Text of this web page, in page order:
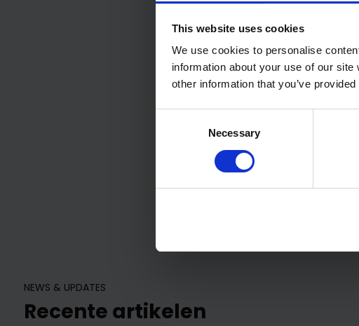
This website uses cookies
We use cookies to personalise
information about your use of our
other information that you’ve
Necessary
NEWS & UPDATES
Recente artikelen